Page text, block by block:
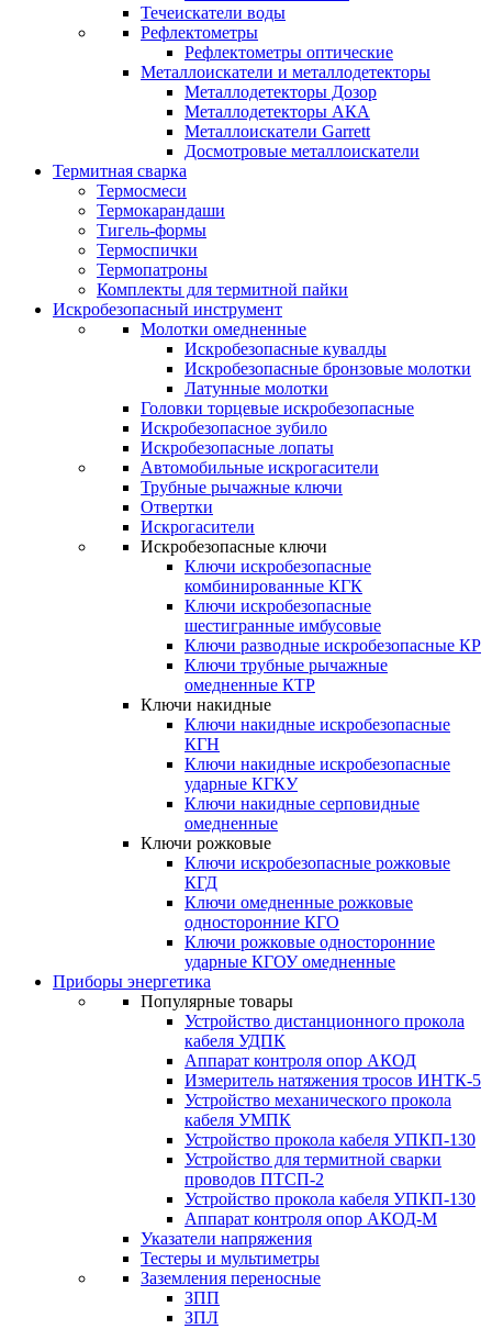
Течеискатели воды
Рефлектометры
Рефлектометры оптические
Металлоискатели и металлодетекторы
Металлодетекторы Дозор
Металлодетекторы АКА
Металлоискатели Garrett
Досмотровые металлоискатели
Термитная сварка
Термосмеси
Термокарандаши
Тигель-формы
Термоспички
Термопатроны
Комплекты для термитной пайки
Искробезопасный инструмент
Молотки омедненные
Искробезопасные кувалды
Искробезопасные бронзовые молотки
Латунные молотки
Головки торцевые искробезопасные
Искробезопасное зубило
Искробезопасные лопаты
Автомобильные искрогасители
Трубные рычажные ключи
Отвертки
Искрогасители
Искробезопасные ключи
Ключи искробезопасные
комбинированные КГК
Ключи искробезопасные
шестигранные имбусовые
Ключи разводные искробезопасные КР
Ключи трубные рычажные
омедненные КТР
Ключи накидные
Ключи накидные искробезопасные
КГН
Ключи накидные искробезопасные
ударные КГКУ
Ключи накидные серповидные
омедненные
Ключи рожковые
Ключи искробезопасные рожковые
КГД
Ключи омедненные рожковые
односторонние КГО
Ключи рожковые односторонние
ударные КГОУ омедненные
Приборы энергетика
Популярные товары
Устройство дистанционного прокола
кабеля УДПК
Аппарат контроля опор АКОД
Измеритель натяжения тросов ИНТК-5
Устройство механического прокола
кабеля УМПК
Устройство прокола кабеля УПКП-130
Устройство для термитной сварки
проводов ПТСП-2
Устройство прокола кабеля УПКП-130
Аппарат контроля опор АКОД-М
Указатели напряжения
Тестеры и мультиметры
Заземления переносные
ЗПП
ЗПЛ